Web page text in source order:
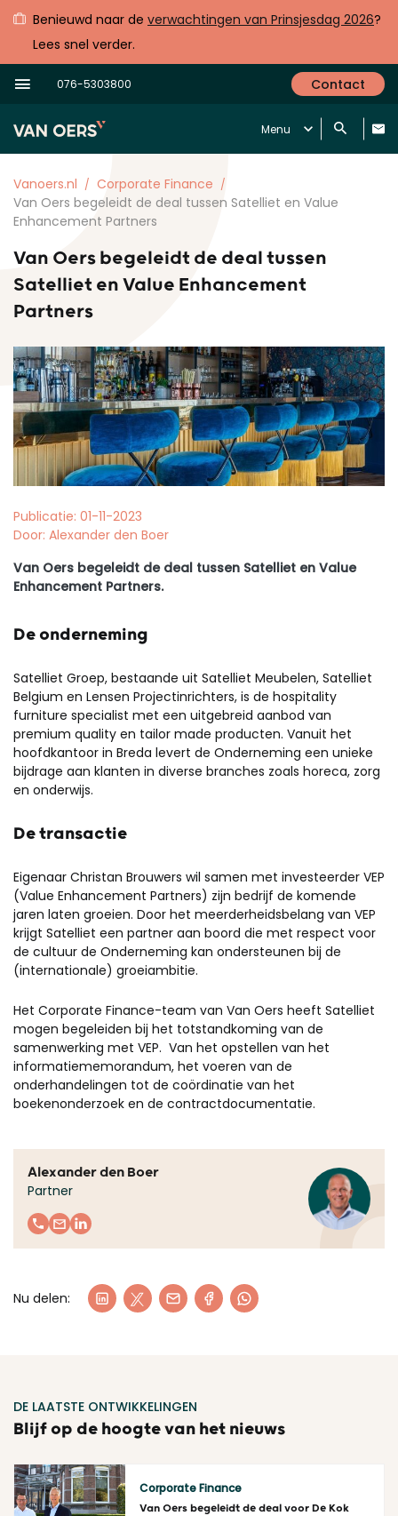
Benieuwd naar de verwachtingen van Prinsjesdag 2026?
Lees snel verder.
076-5303800 Contact
Menu
Vanoers.nl
Corporate Finance
Van Oers begeleidt de deal tussen Satelliet en Value
Enhancement Partners
Van Oers begeleidt de deal tussen
Satelliet en Value Enhancement
Partners
Publicatie: 01-11-2023
Door: Alexander den Boer
Van Oers begeleidt de deal tussen Satelliet en Value
Enhancement Partners.
De onderneming
Satelliet Groep, bestaande uit Satelliet Meubelen, Satelliet
Belgium en Lensen Projectinrichters, is de hospitality
furniture specialist met een uitgebreid aanbod van
premium quality en tailor made producten. Vanuit het
hoofdkantoor in Breda levert de Onderneming een unieke
bijdrage aan klanten in diverse branches zoals horeca, zorg
en onderwijs.
De transactie
Eigenaar Christan Brouwers wil samen met investeerder VEP
(Value Enhancement Partners) zijn bedrijf de komende
jaren laten groeien. Door het meerderheidsbelang van VEP
krijgt Satelliet een partner aan boord die met respect voor
de cultuur de Onderneming kan ondersteunen bij de
(internationale) groeiambitie.
Het Corporate Finance-team van Van Oers heeft Satelliet
mogen begeleiden bij het totstandkoming van de
samenwerking met VEP. Van het opstellen van het
informatiememorandum, het voeren van de
onderhandelingen tot de coördinatie van het
boekenonderzoek en de contractdocumentatie.
Alexander den Boer
Partner
Nu delen:
DE LAATSTE ONTWIKKELINGEN
Blijf op de hoogte van het nieuws
Corporate Finance
Van Oers begeleidt de deal voor De Kok